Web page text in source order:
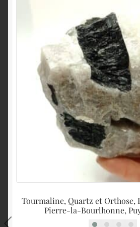
Tourmaline, Quartz et Orthose,
Pierre-la-Bourlhonne,